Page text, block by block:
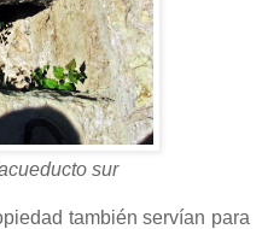
sur
también servían para